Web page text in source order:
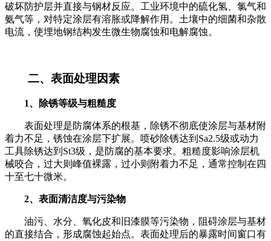
破坏防护层并直接与钢材反应。工业环境中的硫化氢、氯气和
氨气等，对特定涂层有溶胀或降解作用。土壤中的细菌和杂散
电流，使埋地钢结构发生微生物腐蚀和电解腐蚀。
二、表面处理因素
1、除锈等级与粗糙度
表面处理是防腐体系的根基，除锈不彻底使涂层与基材附
着力不足，锈蚀在涂层下扩展。喷砂除锈达到Sa2.5级或动力
工具除锈达到St3级，是防腐的基本要求。粗糙度影响涂层机
械咬合，过大则峰值裸露，过小则附着力不足，通常控制在四
十至七十微米。
2、表面清洁度与污染物
油污、水分、氧化皮和旧漆膜等污染物，阻碍涂层与基材
的直接结合，形成腐蚀起始点。表面处理后的暴露时间窗口有